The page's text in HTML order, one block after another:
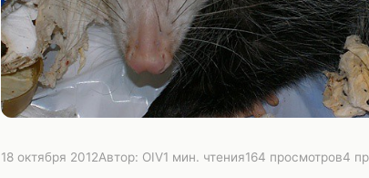
18 октября 2012Автор: OIV1 мин. чтения164 просмотров4